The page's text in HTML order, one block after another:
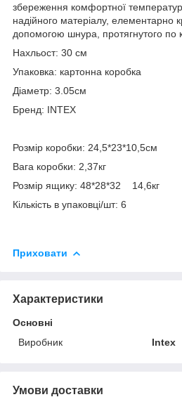
збереження комфортної
надійного матеріалу, елементарно
допомогою шнура, протягнутого по
Нахльост: 30 см
Упаковка: картонна коробка
Діаметр: 3.05см
Бренд: INTEX
Розмір коробки: 24,5*23*10,5см
Вага коробки: 2,37кг
Розмір ящику: 48*28*32 14,6кг
Кількість в упаковці/шт: 6
Приховати
Характеристики
Основні
Виробник
Intex
Умови доставки